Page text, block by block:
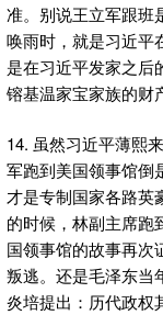
准。别说王立军跟班
唤雨时，就是习近平
是在习近平发家之后
镕基温家宝家族的财
14. 虽然习近平薄熙
军跑到美国领事馆倒
才是专制国家各路英
的时候，林副主席跑
国领事馆的故事再次
叛逃。还是毛泽东当
炎培提出：历代政权